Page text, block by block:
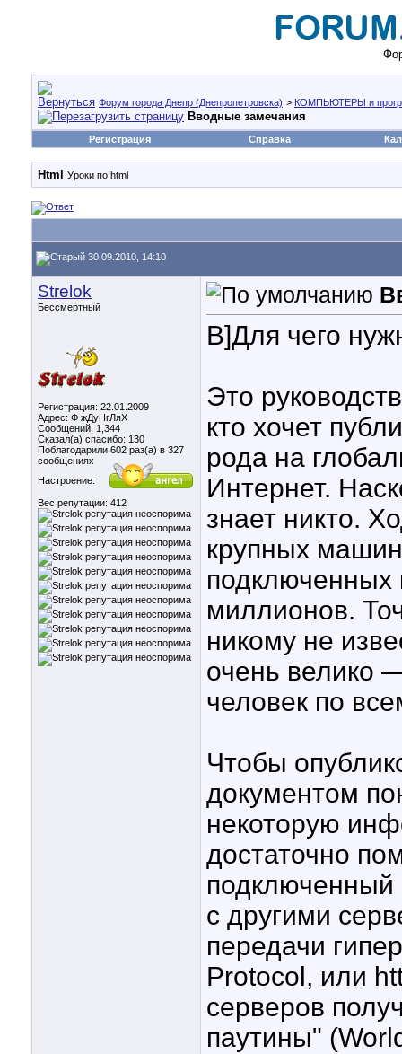
Форум города Днепр (Днепропетровска) > КОМПЬЮТЕРЫ и
Вводные замечания
Регистрация Справка
Нtml Уроки по html
30.09.2010, 14:10
Strelok
Бессмертный
Регистрация: 22.01.2009
Адрес: Ф жДуНгЛяХ
Сообщений: 1,344
Сказал(а) спасибо: 130
Поблагодарили 602 раз(а) в 327
сообщениях
Настроение:
Вес репутации: 412
B]Для чего
Это
кто хочет
рода на
Интернет.
знает никто.
крупных
подключенных
миллионов.
никому не
очень велико
человек по
Чтобы
документом
некоторую
достаточно
подключенный
с другими
передачи
Protocol, или
серверов
паутины"